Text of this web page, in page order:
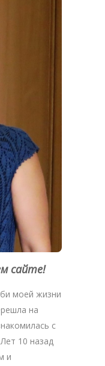
сайте!
моей жизни
на
с
10 назад
и